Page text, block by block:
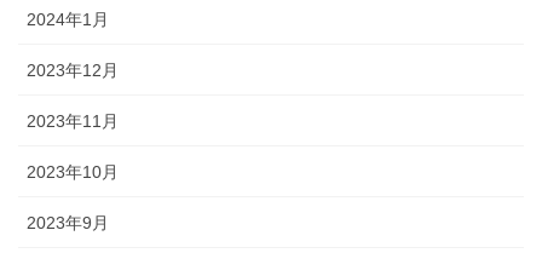
2024年1月
2023年12月
2023年11月
2023年10月
2023年9月